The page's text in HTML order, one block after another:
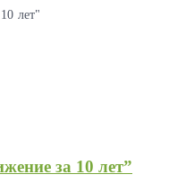
лет"
за 10 лет”